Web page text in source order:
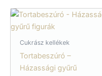
Cukrász kellékek
Tortabeszúró –
Házassági gyűrű